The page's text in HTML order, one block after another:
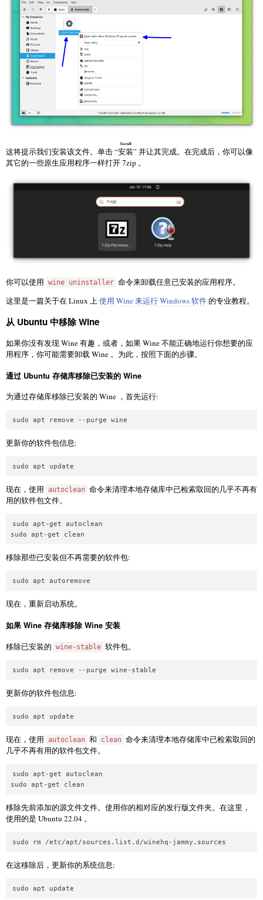
这将提示我们安装该文件。单击 “安装
Install
” 并让其完成。在完成后，你可以像
其它的一些原生应用程序一样打开 7zip 。
你可以使用 wine uninstaller 命令来卸载任意已安装的应用程序。
这里是一篇关于在 Linux 上使用 Wine 来运行 Windows 软件的专业教程。
从 Ubuntu 中移除 Wine
如果你没有发现 Wine 有趣，或者，如果 Wine 不能正确地运行你想要的应
用程序，你可能需要卸载 Wine 。为此，按照下面的步骤。
通过 Ubuntu 存储库移除已安装的 Wine
为通过存储库移除已安装的 Wine ，首先运行:
更新你的软件包信息:
现在，使用 autoclean 命令来清理本地存储库中已检索取回的几乎不再有
用的软件包文件。
sudo apt-get autoclean
移除那些已安装但不再需要的软件包:
现在，重新启动系统。
如果 Wine 存储库移除 Wine 安装
移除已安装的 wine-stable 软件包。
更新你的软件包信息:
现在，使用 autoclean 和 clean 命令来清理本地存储库中已检索取回的
几乎不再有用的软件包文件。
sudo apt-get autoclean
移除先前添加的源文件文件。使用你的相对应的发行版文件夹。在这里，
使用的是 Ubuntu 22.04 。
在这移除后，更新你的系统信息: